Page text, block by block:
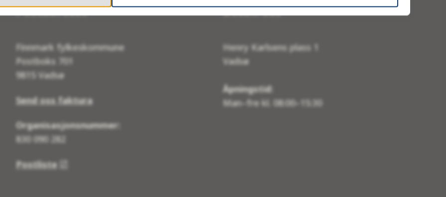
Postadresse
Finnmark fylkeskommune
Postboks 701
9815 Vadsø
Send oss faktura
Organisasjonsnummer:
830 090 282
Postliste
Besøk oss
Henry Karlsens plass 1
Vadsø
Åpningstid:
Man–fre kl. 08:00–15:30